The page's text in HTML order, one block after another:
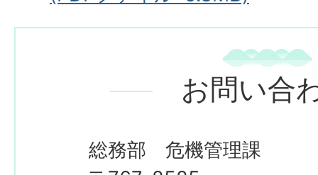
お問い合
総務部 危機管理課